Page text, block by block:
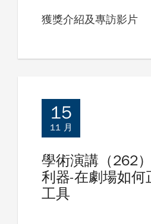
獲獎介紹及專訪影片
15
11 月
學術演講（262
利器-在劇場如何
工具